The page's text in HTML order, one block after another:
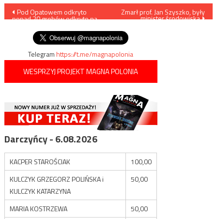
Nawigacja
wpisu
Pod Opatowem odkryto
ponad 20 grobów odkryto na
Zmarł prof. Jan Szyszko, były
minister środowiska
Telegramhttps://t.me/magnapolonia
WESPRZYJ PROJEKT MAGNA POLONIA
Darczyńcy - 6.08.2026
KACPER STAROŚCIAK
100,00
KULCZYK GRZEGORZ POLIŃSKA i
KULCZYK KATARZYNA
50,00
MARIA KOSTRZEWA 50,00